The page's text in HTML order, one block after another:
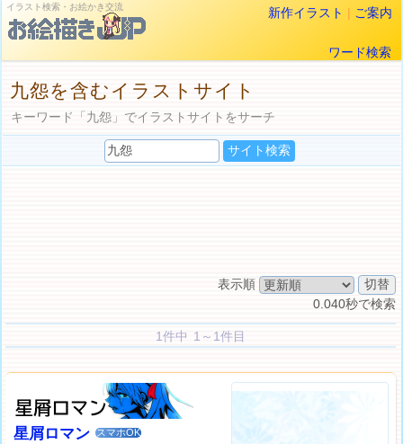
イラスト検索・お絵かき交流 新作イラスト | ご案内
ワード検索
九怨を含むイラストサイト
キーワード「九怨」でイラストサイトをサーチ
表示順
0.040秒で検索
1件中 1～1件目
星屑ロマン スマホOK